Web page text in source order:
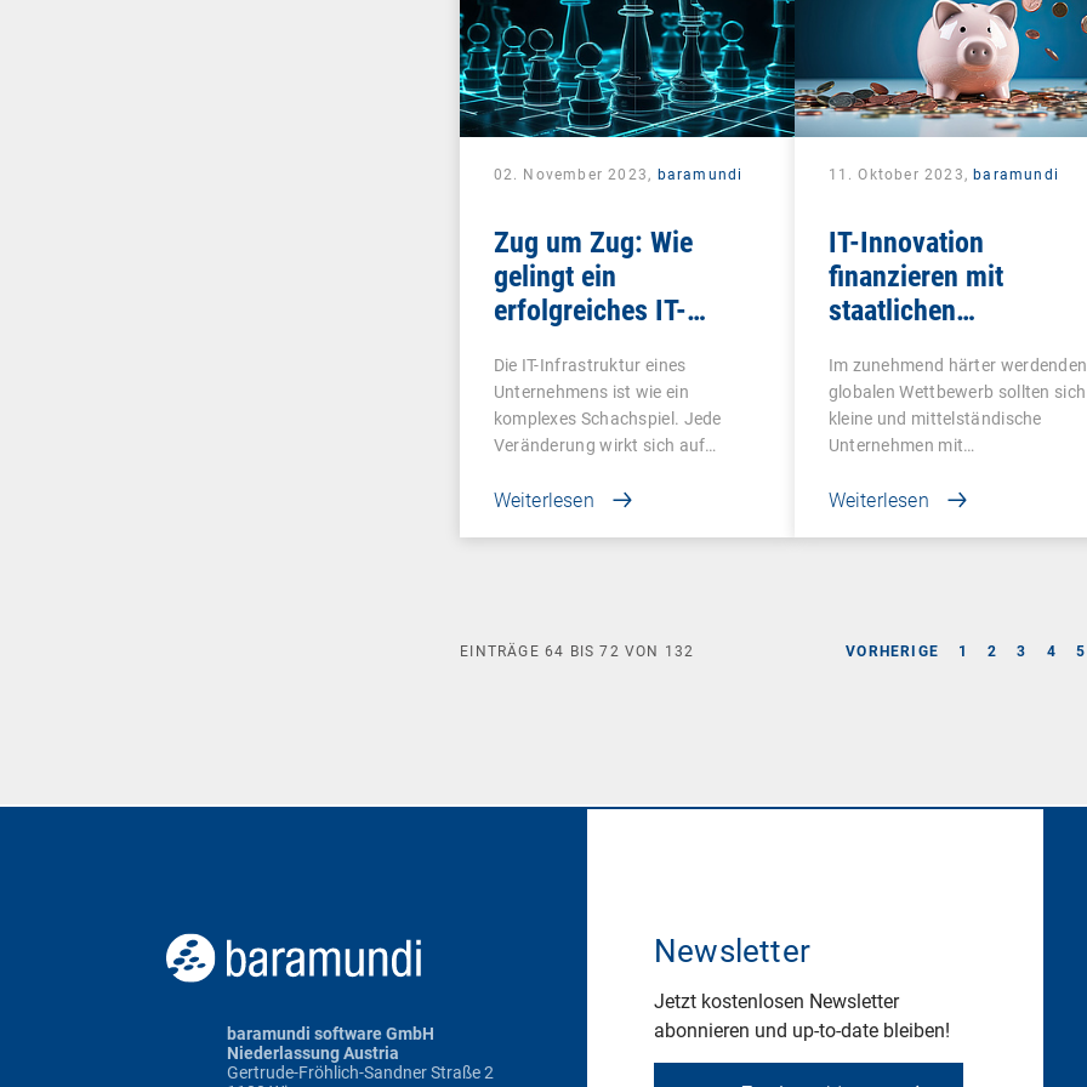
02. November 2023, baramundi
Zug um Zug: Wie
gelingt ein
erfolgreiches IT-
Die IT-Infrastruktur eines
Unternehmens ist wie ein
komplexes Schachspiel. Jede
Veränderung wirkt sich auf…
Weiterlesen
11. Oktober 2023,baramundi
IT-Innovation
finanzieren mit
staatlichen
Im zunehmend härter werdenden
globalen Wettbewerb sollten sich
kleine und mittelständische
Unternehmen mit…
Weiterlesen
VORHERIGE 1 2 3 4 5
EINTRÄGE 64 BIS72 VON 132
baramundi software GmbH
Niederlassung Austria
Gertrude-Fröhlich-Sandner Straße 2
Newsletter
Jetzt kostenlosen Newsletter
abonnieren und up-to-date bleiben!